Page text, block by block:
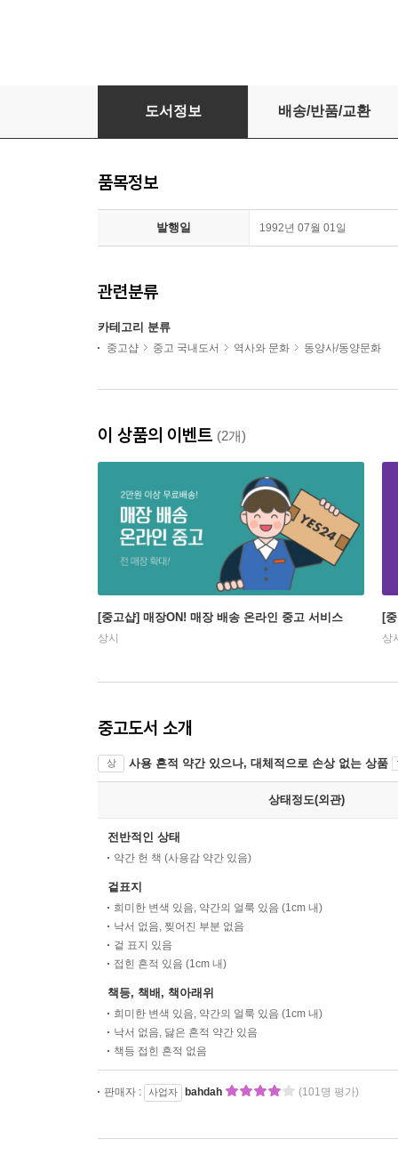
Creating Chinese Ethnicity: Subei People
도서정보 배송/반품/교환
품목정보
발행일 1992년 07월 01일
관련분류
카테고리 분류
중고샵 중고 국내도서 역사와 문화 동양사/동양문화
이 상품의 이벤트 (2개)
[중고샵] 매장ON! 매장 배송 온라인 중고 서비스
상시
[
상
중고도서 소개
상 사용 흔적 약간 있으나, 대체적으로 손상 없는 상품
상태정도(외관)
전반적인 상태
약간 헌 책 (사용감 약간 있음)
겉표지
희미한 변색 있음, 약간의 얼룩 있음 (1cm 내)
낙서 없음, 찢어진 부분 없음
겉 표지 있음
접힌 흔적 있음 (1cm 내)
책등, 책배, 책아래위
희미한 변색 있음, 약간의 얼룩 있음 (1cm 내)
낙서 없음, 닳은 흔적 약간 있음
책등 접힌 흔적 없음
판매자 : 사업자 bahdah (101명 평가)